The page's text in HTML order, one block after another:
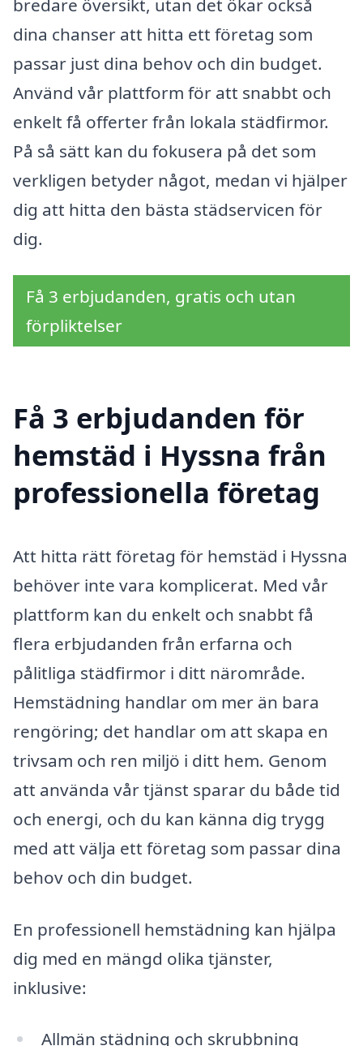
dina chanser att hitta ett företag som
passar just dina behov och din budget.
Använd vår plattform för att snabbt och
enkelt få offerter från lokala städfirmor.
På så sätt kan du fokusera på det som
verkligen betyder något, medan vi hjälper
dig att hitta den bästa städservicen för
dig.
Få 3 erbjudanden, gratis och utan
förpliktelser
Få 3 erbjudanden för
hemstäd i Hyssna från
professionella företag
Att hitta rätt företag för hemstäd i Hyssna
behöver inte vara komplicerat. Med vår
plattform kan du enkelt och snabbt få
flera erbjudanden från erfarna och
pålitliga städfirmor i ditt närområde.
Hemstädning handlar om mer än bara
rengöring; det handlar om att skapa en
trivsam och ren miljö i ditt hem. Genom
att använda vår tjänst sparar du både tid
och energi, och du kan känna dig trygg
med att välja ett företag som passar dina
behov och din budget.
En professionell hemstädning kan hjälpa
dig med en mängd olika tjänster,
inklusive:
Allmän städning och skrubbning